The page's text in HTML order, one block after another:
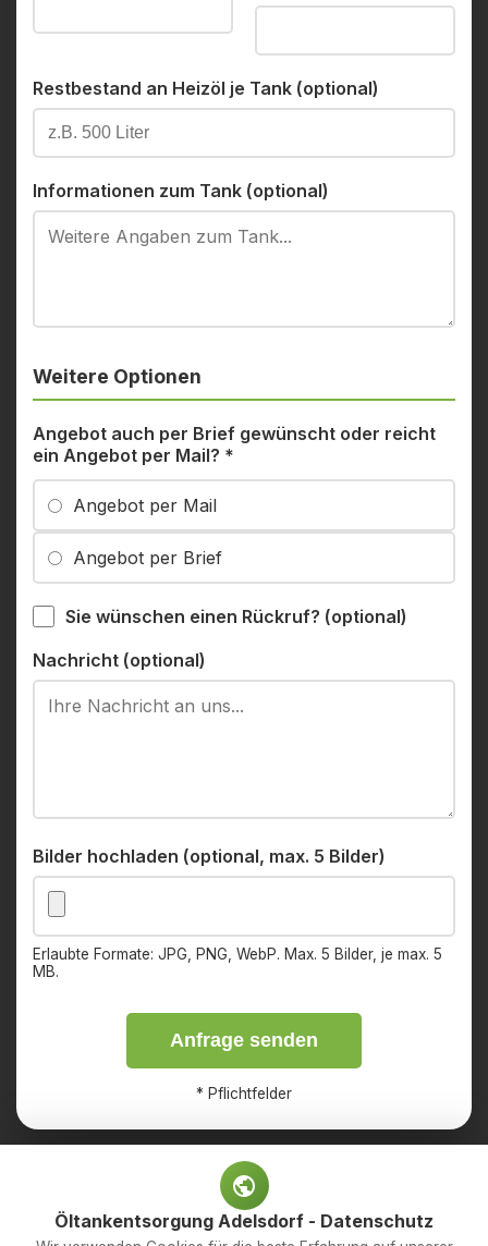
Restbestand an Heizöl je Tank (optional)
Informationen zum Tank (optional)
Weitere Optionen
Angebot auch per Brief gewünscht oder reicht
ein Angebot per Mail? *
Angebot per Mail
Angebot per Brief
Sie wünschen einen Rückruf? (optional)
Nachricht (optional)
Bilder hochladen (optional, max. 5 Bilder)
Erlaubte Formate: JPG, PNG, WebP. Max. 5 Bilder, je max. 5
MB.
Anfrage senden
* Pflichtfelder
ImpressumDatenschutz
Öltankentsorgung Adelsdorf - Datenschutz